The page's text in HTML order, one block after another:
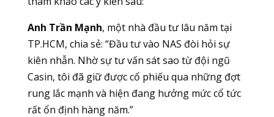
Anh Trần Mạnh, một nhà đầu tư lâu năm tại
TP.HCM, chia sẻ: “Đầu tư vào NAS đòi hỏi sự
kiên nhẫn. Nhờ sự tư vấn sát sao từ đội ngũ
Casin, tôi đã giữ được cổ phiếu qua những đợt
rung lắc mạnh và hiện đang hưởng mức cổ tức
rất ổn định hàng năm.”